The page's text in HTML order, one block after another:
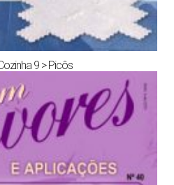
9 > Picôs